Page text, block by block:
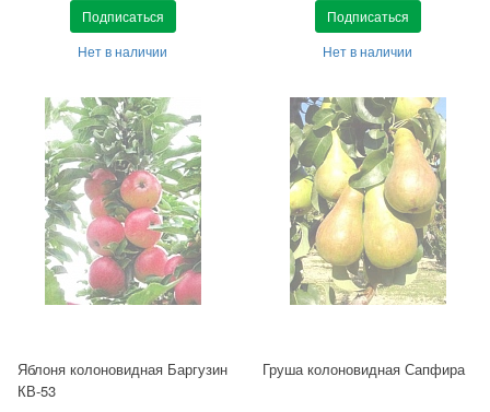
Подписаться
Нет в наличии
Подписаться
Нет в наличии
Яблоня колоновидная Баргузин
КВ-53
Груша колоновидная Сапфира